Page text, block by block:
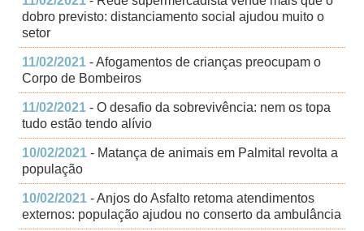
dobro previsto: distanciamento social ajudou muito o
setor
11/02/2021 - Afogamentos de crianças preocupam o
Corpo de Bombeiros
11/02/2021 - O desafio da sobrevivência: nem os topa
tudo estão tendo alívio
10/02/2021 - Matança de animais em Palmital revolta a
população
10/02/2021 - Anjos do Asfalto retoma atendimentos
externos: população ajudou no conserto da ambulância